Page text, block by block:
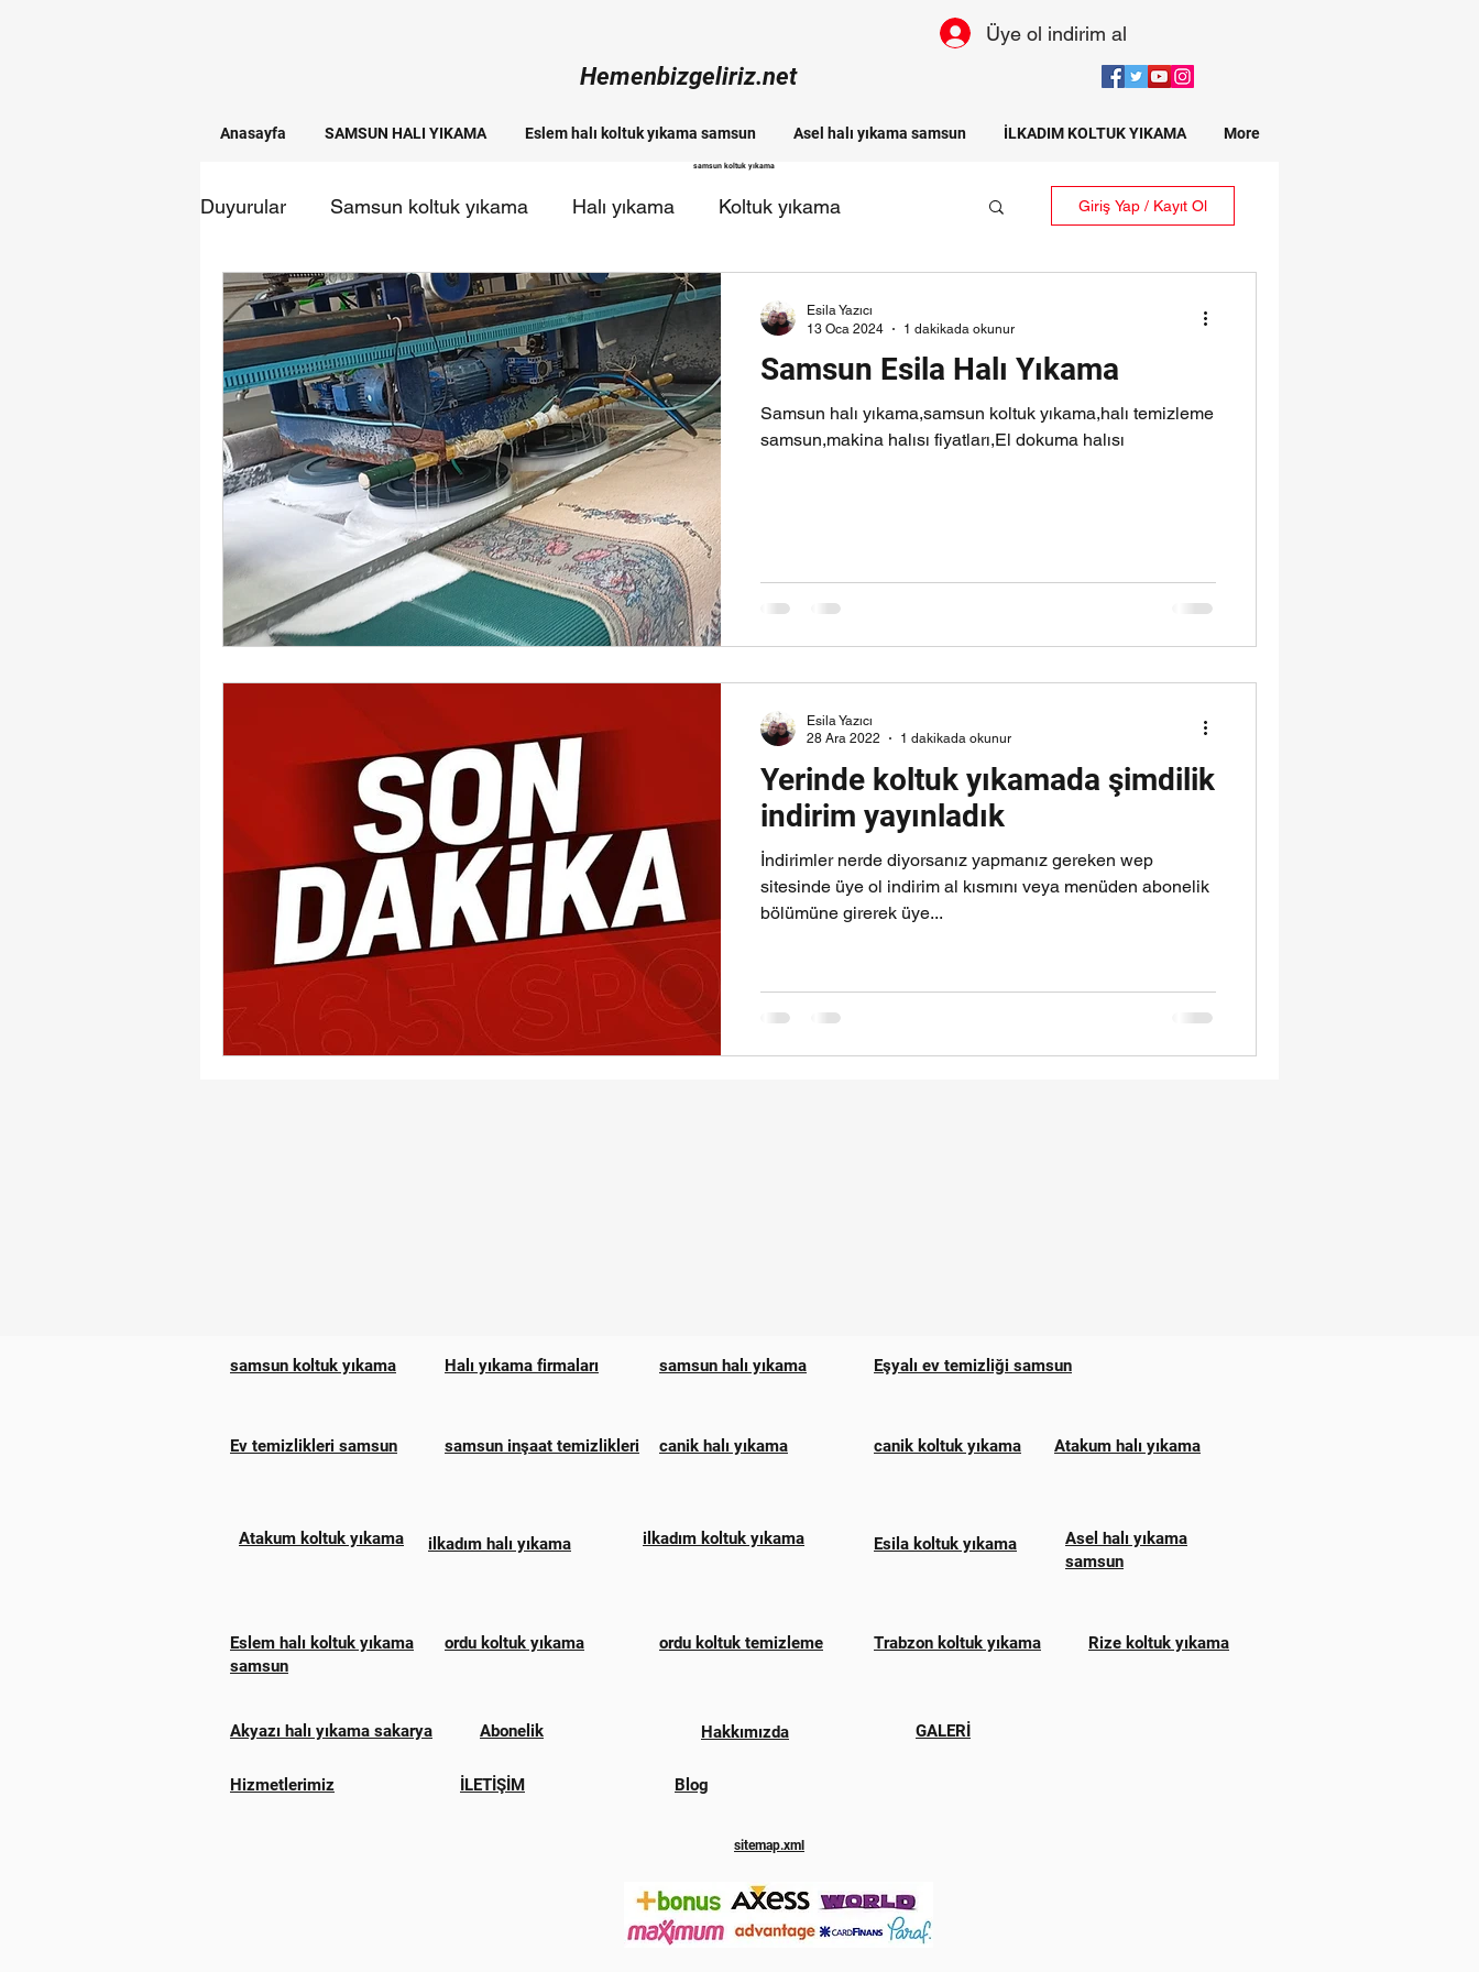
Üye ol indirim al
Hemenbizgeliriz.net
Anasayfa SAMSUN HALI YIKAMA Eslem halı koltuk yıkama samsun Asel halı yıkama samsun İLKADIM KOLTUK YIKAMA More
Duyurular Samsun koltuk yıkama Halı yıkama Koltuk yıkama
Temizlik firmaları samsun halı yıkama firmaları
Giriş Yap / Kayıt Ol
Samsun Esila Halı Yıkama
Samsun halı yıkama,samsun koltuk yıkama,halı temizleme
samsun,makina halısı fiyatları,El dokuma halısı
Esila Yazıcı
13 Oca 2024
1 dakikada okunur
Yerinde koltuk yıkamada şimdilik
indirim yayınladık
İndirimler nerde diyorsanız yapmanız gereken wep
sitesinde üye ol indirim al kısmını veya menüden abonelik
bölümüne girerek üye...
Esila Yazıcı
28 Ara 2022
1 dakikada okunur
samsun koltuk yıkama
samsun koltuk yıkama Halı yıkama firmaları samsun halı yıkama Eşyalı ev temizliği samsun
Ev temizlikleri samsun samsun inşaat temizlikleri canik halı yıkama canik koltuk yıkama Atakum halı yıkama
Atakum koltuk yıkama ilkadım halı yıkama ilkadım koltuk yıkama Esila koltuk yıkama
Asel halı yıkama
samsun
Eslem halı koltuk yıkama
samsun
ordu koltuk yıkama ordu koltuk temizleme Trabzon koltuk yıkama Rize koltuk yıkama
Akyazı halı yıkama sakarya Abonelik Hakkımızda GALERİ
Hizmetlerimiz İLETİŞİM Blog
sitemap.xml